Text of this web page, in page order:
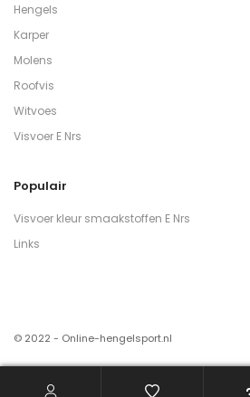
Hengels
Karper
Molens
Roofvis
Witvoes
Visvoer E Nrs
Populair
Visvoer kleur smaakstoffen E Nrs
Links
© 2022 - Online-hengelsport.nl